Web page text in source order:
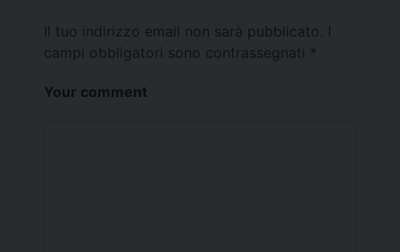
Il tuo indirizzo email non sarà pubblicato.
campi obbligatori sono contrassegnati *
Your comment